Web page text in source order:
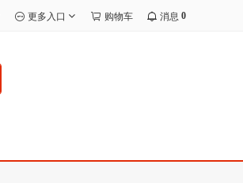
更多入口 购物车 消息 0